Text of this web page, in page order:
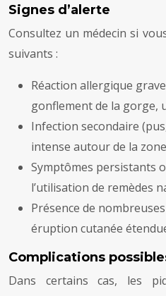
Signes d’alerte
Consultez un médecin si
suivants :
Réaction allergique
gonflement de la gorge,
Infection secondaire
intense autour de la
Symptômes persistants
l’utilisation de remèdes
Présence de
éruption cutanée
Complications
Dans certains cas, les